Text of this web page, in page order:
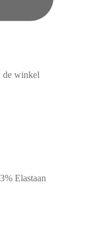
de winkel
Elastaan